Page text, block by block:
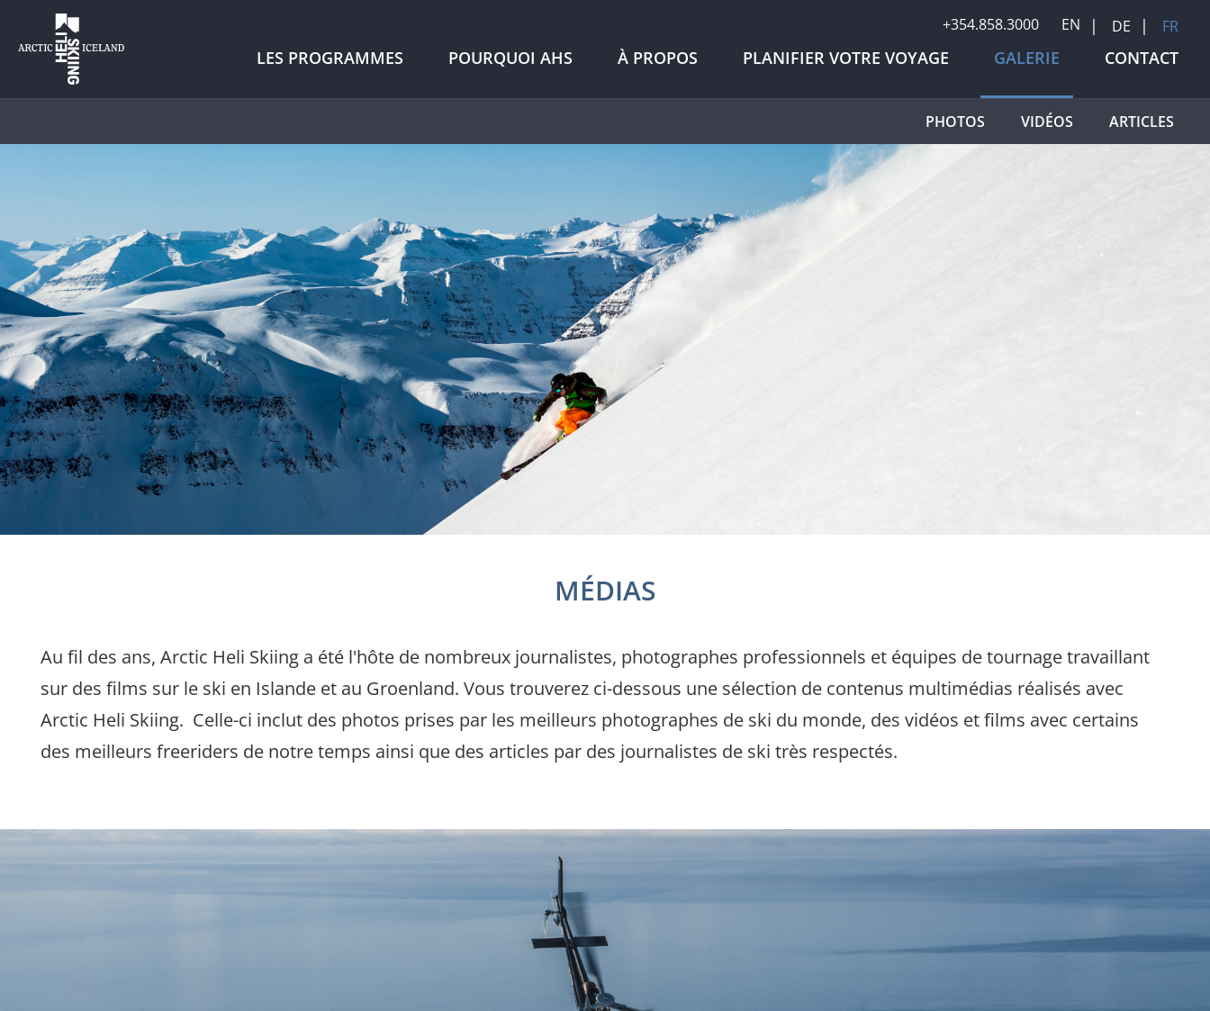
+354.858.3000 EN DE FR
LES PROGRAMMES POURQUOI AHS À PROPOS PLANIFIER VOTRE VOYAGE GALERIE CONTACT
PHOTOS VIDÉOS ARTICLES
MÉDIAS
Au fil des ans, Arctic Heli Skiing a été l'hôte de nombreux journalistes, photographes professionnels et équipes de tournage travaillant
sur des films sur le ski en Islande et au Groenland. Vous trouverez ci-dessous une sélection de contenus multimédias réalisés avec
Arctic Heli Skiing. Celle-ci inclut des photos prises par les meilleurs photographes de ski du monde, des vidéos et films avec certains
des meilleurs freeriders de notre temps ainsi que des articles par des journalistes de ski très respectés.